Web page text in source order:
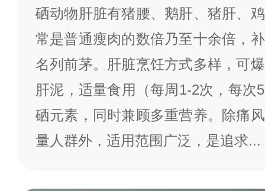
硒动物肝脏有猪腰、鹅肝、猪肝、
常是普通瘦肉的数倍乃至十余倍，
名列前茅。肝脏烹饪方式多样，可
肝泥，适量食用（每周1-2次，每次
硒元素，同时兼顾多重营养。除痛
量人群外，适用范围广泛，是追求...